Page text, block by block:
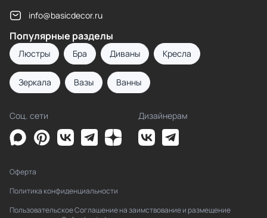
info@basicdecor.ru
Популярные разделы
Люстры Бра Диваны Кресла
Зеркала Вазы Ванны
Соц. сети Дизайнерам
Оферта
Политика конфиденциальности
Пользовательское Соглашение на заимствование и размещение